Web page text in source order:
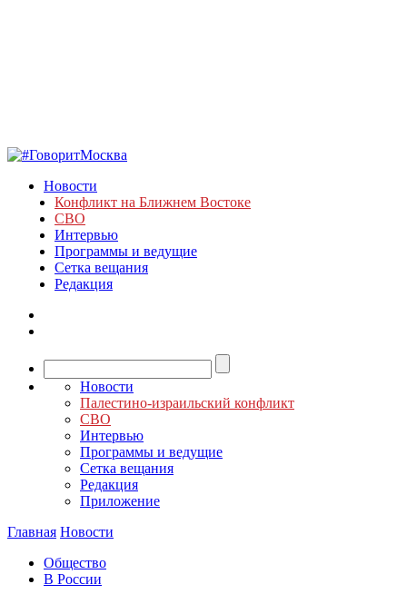
Новости
Конфликт на Ближнем Востоке
СВО
Интервью
Программы и ведущие
Сетка вещания
Редакция
Новости
Палестино-израильский конфликт
СВО
Интервью
Программы и ведущие
Сетка вещания
Редакция
Приложение
Главная Новости
Общество
В России